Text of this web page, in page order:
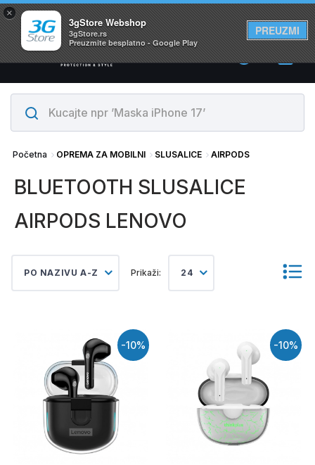
×
3gStore Webshop
3gStore.rs
Preuzmite besplatno - Google Play
PREUZMI
Svi proizvodi su na lageru. Slanje istog dana!
0
Početna OPREMA ZA MOBILNI SLUSALICE AIRPODS
BLUETOOTH SLUSALICE
AIRPODS LENOVO
PO NAZIVU A-Z Prikaži: 24
-10% -10%